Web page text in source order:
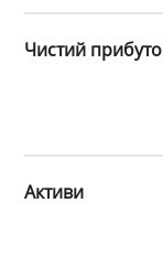
Чистий
Активи